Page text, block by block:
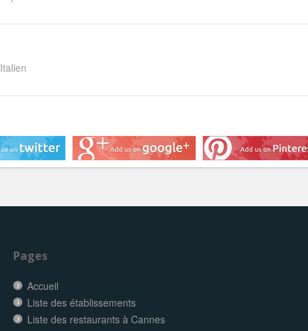
Italien
Pages
Accueil
Liste des établissements
Liste des restaurants à Cannes